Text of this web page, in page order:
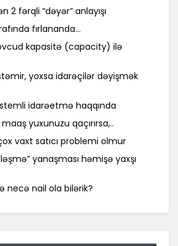
2 fərqli “dəyər” anlayışı
fırlananda…
kapasitə (capacity) ilə
yoxsa idarəçilər dəyişmək
idarəetmə haqqında
yuxunuzu qaçırırsa,..
vaxt satıcı problemi olmur
yanaşması həmişə yaxşı
necə nail ola bilərik?